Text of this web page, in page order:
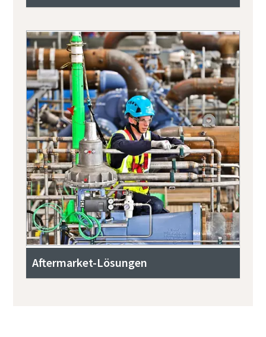
Aftermarket-Lösungen